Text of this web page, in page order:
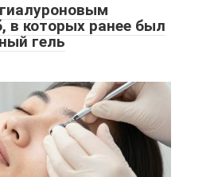
в которых ранее был
гель